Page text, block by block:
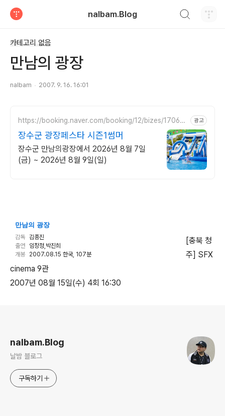
nalbam.Blog
카테고리 없음
만남의 광장
nalbam 2007. 9. 16. 16:01
https://booking.naver.com/booking/12/bizes/17065
광고
장수군 광장페스타 시즌1썸머
장수군 만남의광장에서 2026년 8월 7일
(금) ~ 2026년 8월 9일(일)
만남의 광장
감독 김종진
출연
임창정,박진희
개봉
2007.08.15 한국, 107분
[충북 청
주] SFX
cinema 9관
2007년 08월 15일(수) 4회 16:30
nalbam.Blog
날밤 블로그
구독하기